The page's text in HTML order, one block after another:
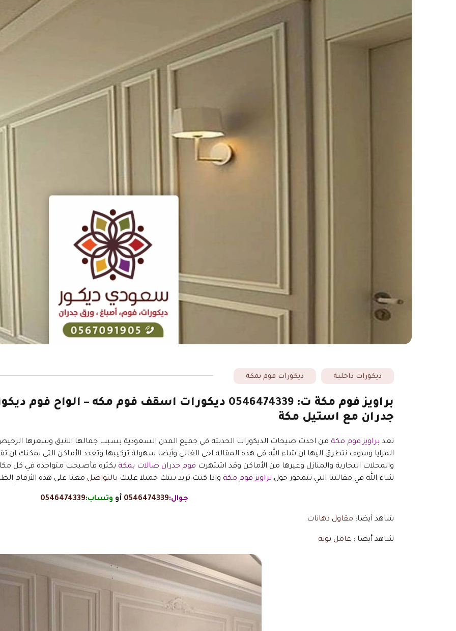
ديكورات داخلية ديكورات فوم بمكة
براويز فوم مكة ت: 0546474339 ديكورات اسقف فوم مكه –
جدران مع استيل مكة
تعد براويز فوم مكة من احدث صيحات الديكورات الحديثة في جميع المدن السعودية بسبب جمالها الانيق وسعرها
المزايا وسوف نتطرق اليها ان شاء الله في هذه المقالة اخي الغالي وأيضا سهولة تركيبها وتعدد الأماكن التي يمكنك ان
والمحلات التجارية والمنازل وغيرها من الأماكن وقد اشتهرت فوم جدران صالات بمكة بكثرة فأصبحت متواجدة في كل
شاء الله في مقالتنا التي تتمحور حول براويز فوم مكة واذا كنت تريد بيتك جميلا عليك بالتواصل معنا على هذه الأرقام
جوال:0546474339 أو وتساب:0546474339
شاهد أيضا: مقاول دهانات
شاهد أيضا : عامل بوية